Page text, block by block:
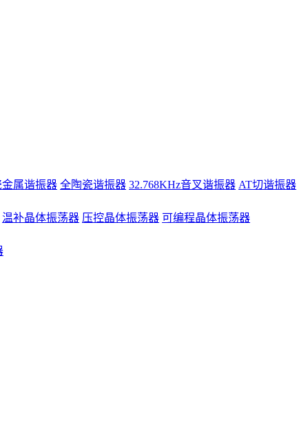
金属谐振器 全陶瓷谐振器 32.768KHz音叉谐振器 AT切谐振器
温补晶体振荡器 压控晶体振荡器 可编程晶体振荡器